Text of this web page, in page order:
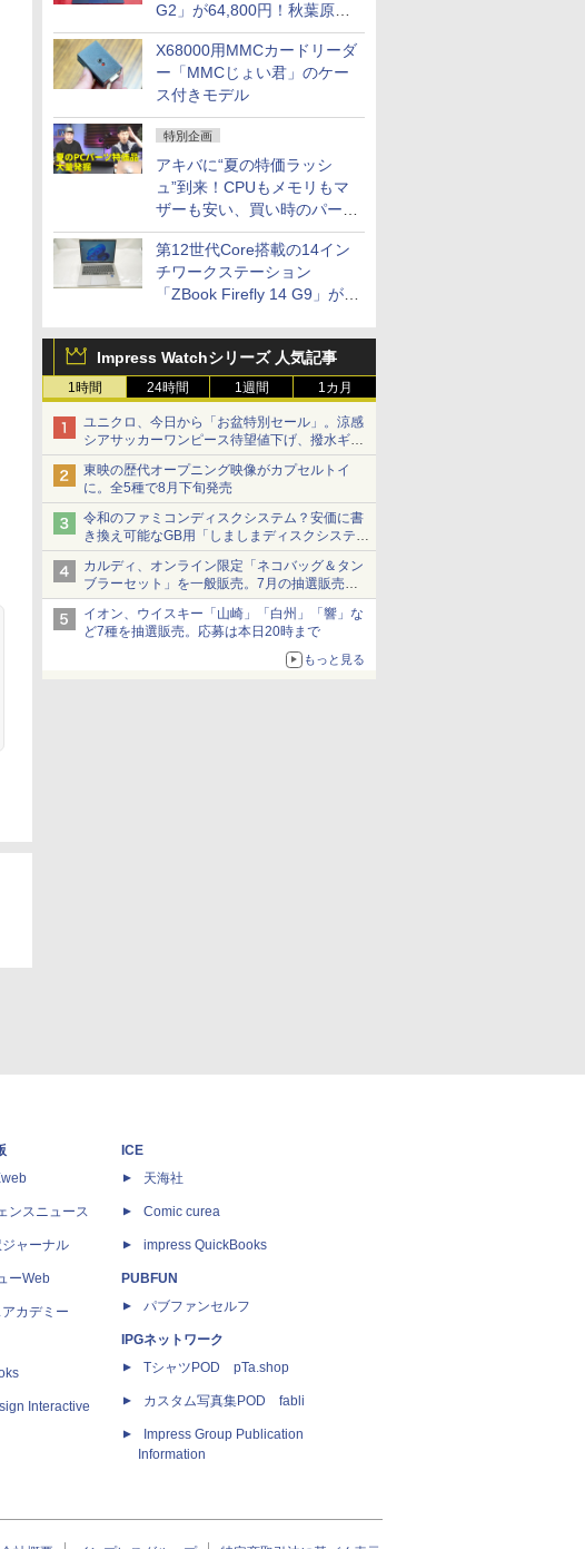
G2」が64,800円！秋葉原で
中古PCセール
X68000用MMCカードリーダ
ー「MMCじょい君」のケー
ス付きモデル
特別企画
アキバに“夏の特価ラッシ
ュ”到来！CPUもメモリもマ
ザーも安い、買い時のパーツ
は？【8月7日(金)22時配信】
第12世代Core搭載の14イン
チワークステーション
「ZBook Firefly 14 G9」が
セール
Impress Watchシリーズ 人気記事
1時間 24時間 1週間 1カ月
ユニクロ、今日から「お盆特別セール」。涼感
シアサッカーワンピース待望値下げ、撥水ギア
ショーツは1990円に
東映の歴代オープニング映像がカプセルトイ
に。全5種で8月下旬発売
令和のファミコンディスクシステム？安価に書
き換え可能なGB用「しましまディスクシステ
ム」
カルディ、オンライン限定「ネコバッグ＆タン
ブラーセット」を一般販売。7月の抽選販売の
当選無効分
イオン、ウイスキー「山崎」「白州」「響」な
ど7種を抽選販売。応募は本日20時まで
もっと見る
ンスニュース
ャーナル
ーWeb
カデミー
Interactive
ICE
天海社
Comic curea
impress QuickBooks
PUBFUN
パブファンセルフ
IPGネットワーク
TシャツPOD pTa.shop
カスタム写真集POD fabli
Impress Group Publication
Information